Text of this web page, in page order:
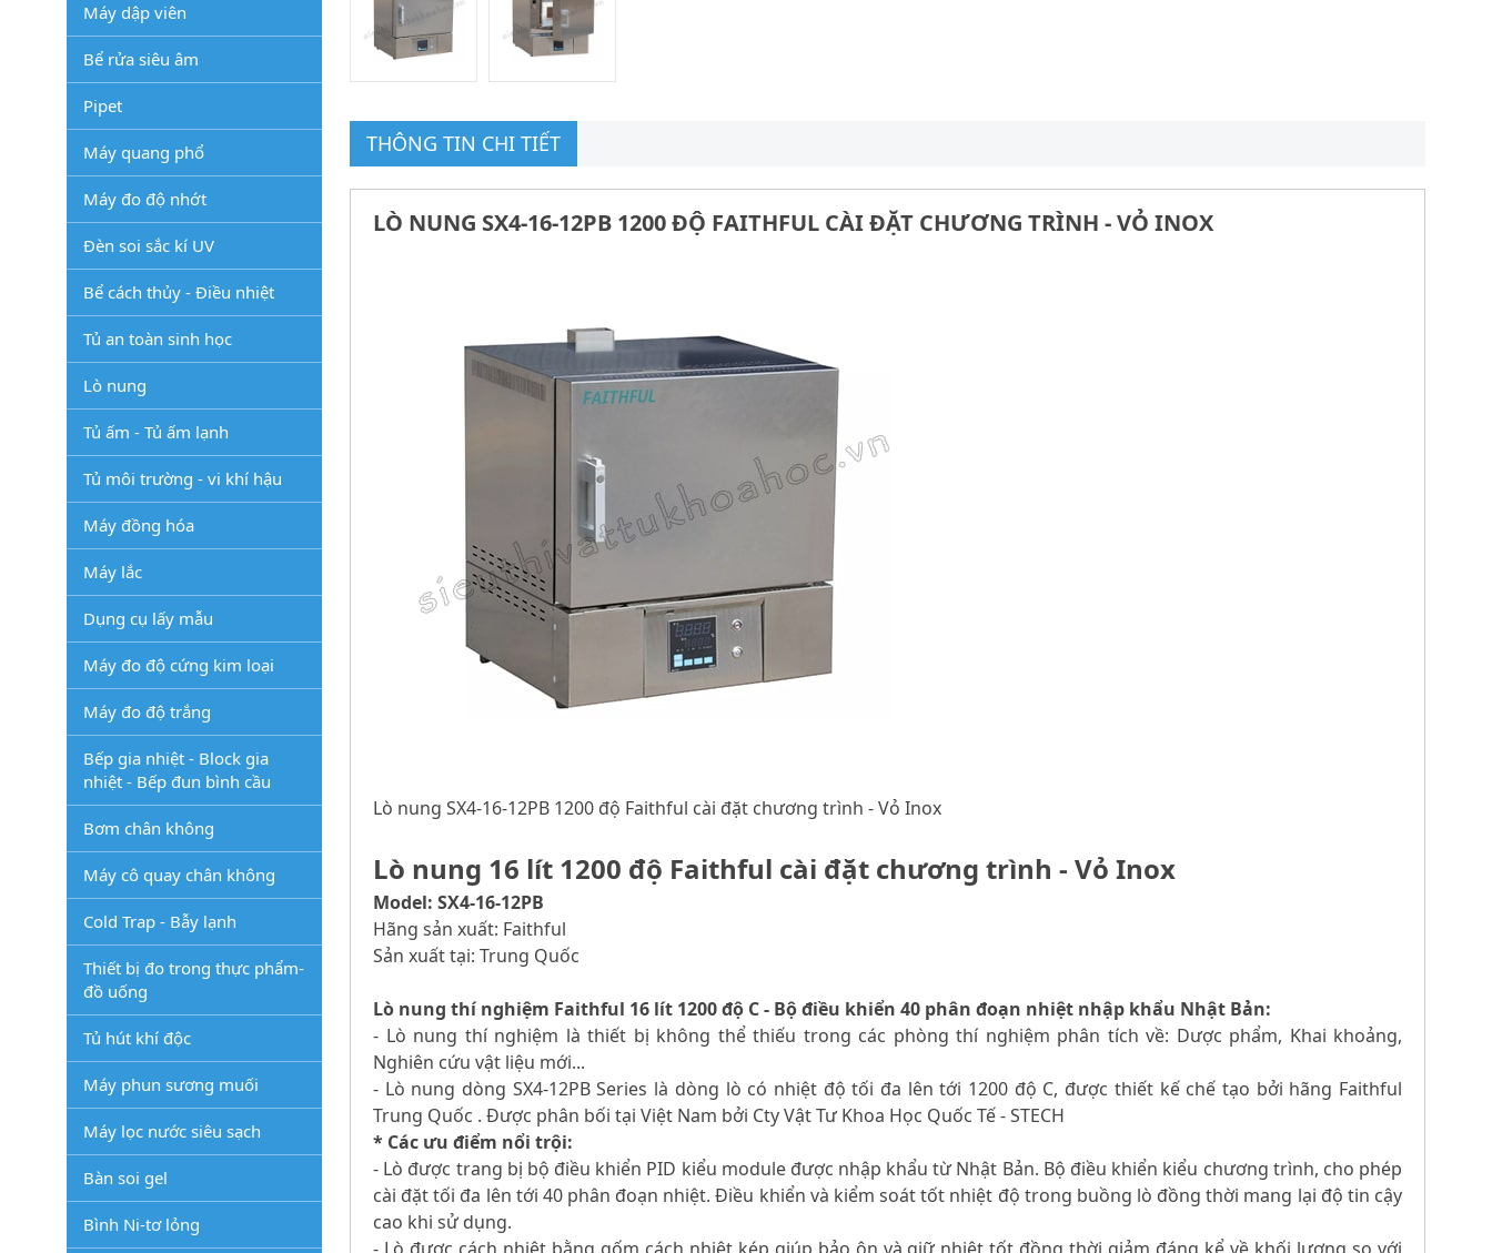
THÔNG TIN CHI TIẾT
LÒ NUNG SX4-16-12PB 1200 ĐỘ FAITHFUL CÀI ĐẶT CHƯƠNG TRÌNH - VỎ INOX
Lò nung SX4-16-12PB 1200 độ Faithful cài đặt chương trình - Vỏ Inox
Lò nung 16 lít 1200 độ Faithful cài đặt chương trình - Vỏ Inox
Model: SX4-16-12PB
Hãng sản xuất: Faithful
Sản xuất tại: Trung Quốc
Lò nung thí nghiệm Faithful 16 lít 1200 độ C - Bộ điều khiển 40 phân đoạn nhiệt nhập khẩu Nhật Bản:
- Lò nung thí nghiệm là thiết bị không thể thiếu trong các phòng thí nghiệm phân tích về: Dược phẩm, Khai khoảng,
Nghiên cứu vật liệu mới...
- Lò nung dòng SX4-12PB Series là dòng lò có nhiệt độ tối đa lên tới 1200 độ C, được thiết kế chế tạo bởi hãng Faithful
Trung Quốc . Được phân bối tại Việt Nam bởi Cty Vật Tư Khoa Học Quốc Tế - STECH
* Các ưu điểm nổi trội:
- Lò được trang bị bộ điều khiển PID kiểu module được nhập khẩu từ Nhật Bản. Bộ điều khiển kiểu chương trình, cho phép
cài đặt tối đa lên tới 40 phân đoạn nhiệt. Điều khiển và kiểm soát tốt nhiệt độ trong buồng lò đồng thời mang lại độ tin cậy
cao khi sử dụng.
Máy dập viên
Bể rửa siêu âm
Pipet
Máy quang phổ
Máy đo độ nhớt
Đèn soi sắc kí UV
Bể cách thủy - Điều nhiệt
Tủ an toàn sinh học
Lò nung
Tủ ấm - Tủ ấm lạnh
Tủ môi trường - vi khí hậu
Máy đồng hóa
Máy lắc
Dụng cụ lấy mẫu
Máy đo độ cứng kim loại
Máy đo độ trắng
Bếp gia nhiệt - Block gia
nhiệt - Bếp đun bình cầu
Bơm chân không
Máy cô quay chân không
Cold Trap - Bẫy lạnh
Thiết bị đo trong thực phẩm-
đồ uống
Tủ hút khí độc
Máy phun sương muối
Máy lọc nước siêu sạch
Bàn soi gel
Bình Ni-tơ lỏng